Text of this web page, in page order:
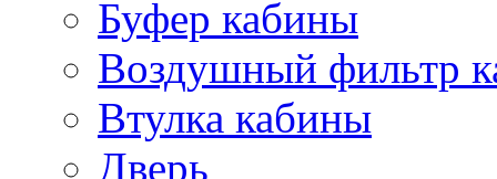
Буфер кабины
Воздушный фильтр
Втулка кабины
Дверь